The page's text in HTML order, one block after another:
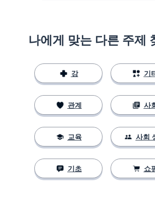
나에게 맞는 다른 주제
강
관계
교육
기초
기
사
사회
쇼